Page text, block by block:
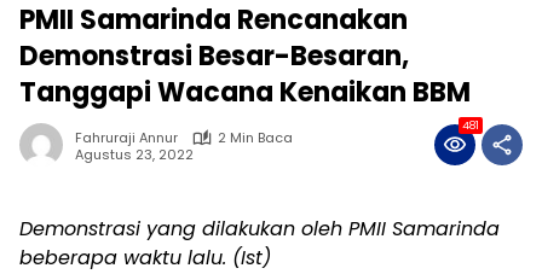
PMII Samarinda Rencanakan
Demonstrasi Besar-Besaran,
Tanggapi Wacana Kenaikan BBM
Fahruraji Annur
2 Min Baca
Agustus 23, 2022
481
Demonstrasi yang dilakukan oleh PMII Samarinda
beberapa waktu lalu. (Ist)